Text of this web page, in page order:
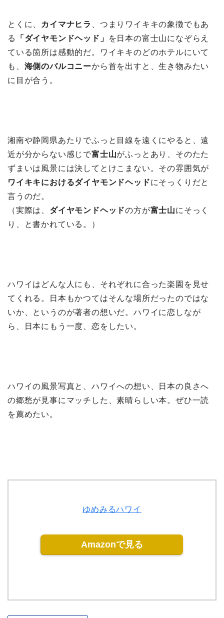
とくに、 カイマナヒラ
、つまりワイキキの象徴でもあ
る
「ダイヤモンドヘッド」
を日本の富士山になぞらえ
ている箇所は感動的だ。ワイキキのどのホテルにいて
も、 海側のバルコニーから首を出すと、生き物みたい
に目が合う。
湘南や静岡県あたりでふっと目線を遠くにやると、遠
近が分からない感じで富士山がふっとあり、そのたた
ずまいは風景には決してとけこまない。その雰囲気が
ワイキキにおけるダイヤモンドヘッドにそっくりだと
言うのだ。
（実際は、 ダイヤモンドヘッドの方が富士山にそっく
り、と書かれている。）
ハワイはどんな人にも、それぞれに合った楽園を見せ
てくれる。日本もかつてはそんな場所だったのではな
いか、というのが著者の想いだ。ハワイに恋しなが
ら、日本にもう一度、恋をしたい。
ハワイの風景写真と、ハワイへの想い、日本の良さへ
の郷愁が見事にマッチした、素晴らしい本。ぜひ一読
を薦めたい。
ゆめみるハワイ
Amazonで見る